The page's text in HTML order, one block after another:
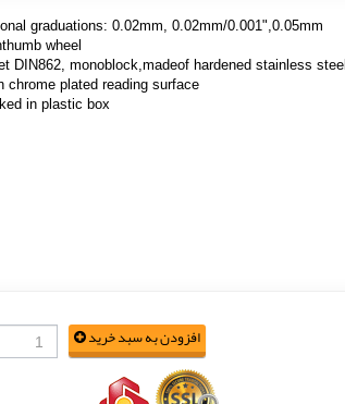
graduations: 0.02mm, 0.02mm/0.001",0.05mm
wheel
DIN862, monoblock,madeof hardened stainless steel,
chrome plated reading surface
in plastic box
افزودن به سبد خرید